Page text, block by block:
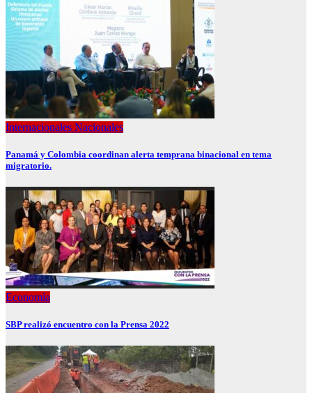
Internacionales Nacionales
Panamá y Colombia coordinan alerta temprana binacional en tema
migratorio.
Economía
SBP realizó encuentro con la Prensa 2022